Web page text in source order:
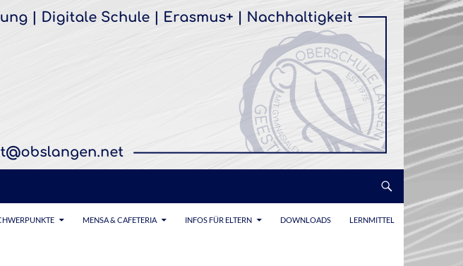
MENSA & CAFETERIA INFOS FÜR ELTERN DOWNLOADS LERNMITTEL